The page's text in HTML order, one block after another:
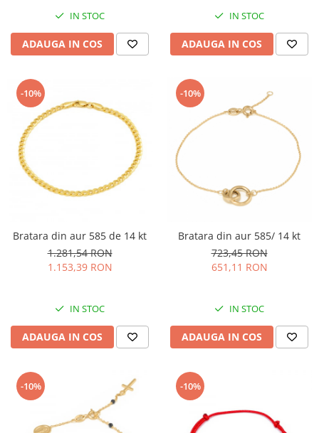
IN STOC
ADAUGA IN COS
IN STOC
ADAUGA IN COS
-10%
Bratara din aur 585 de 14 kt
1.281,54 RON
1.153,39 RON
IN STOC
ADAUGA IN COS
-10%
Bratara din aur 585/ 14 kt
723,45 RON
651,11 RON
IN STOC
ADAUGA IN COS
-10% -10%